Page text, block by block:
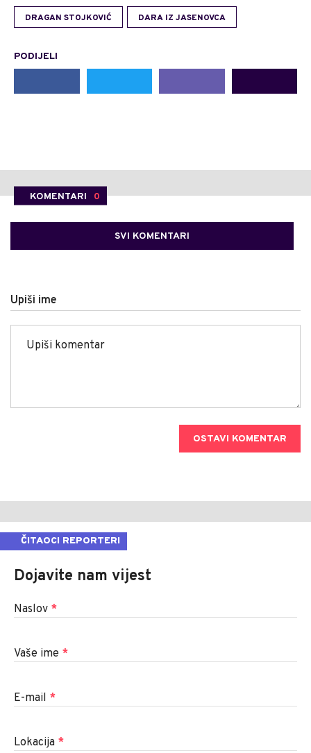
DRAGAN STOJKOVIĆ DARA IZ JASENOVCA
PODIJELI
KOMENTARI 0
SVI KOMENTARI
Upiši ime
OSTAVI KOMENTAR
ČITAOCI REPORTERI
Dojavite nam vijest
Naslov *
Vaše ime *
E-mail *
Lokacija *